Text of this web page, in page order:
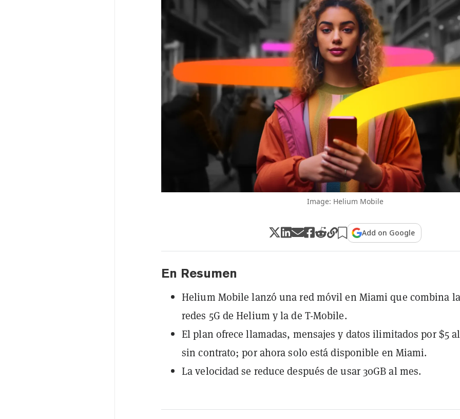
Image: Helium Mobile
Add on Google
En Resumen
Helium Mobile lanzó una red móvil en Miami que combina
redes 5G de Helium y la de T-Mobile.
El plan ofrece llamadas, mensajes y datos ilimitados por $5
sin contrato; por ahora solo está disponible en Miami.
La velocidad se reduce después de usar 30GB al mes.